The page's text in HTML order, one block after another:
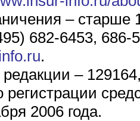
– старше
682-6453, 686-
.
–
регистрации
2006 года.